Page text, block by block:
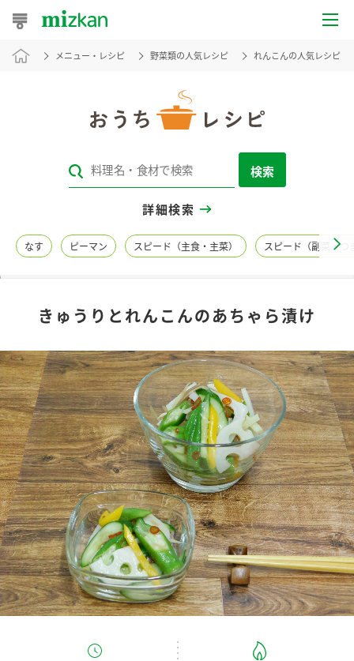
おうちレシピ
レシピカテゴリ一覧
レシピ名特集
商品情報
商品カテゴリ
酢 調味酢
お酢ドリンク ぽん酢
みりん風・料理酒 鍋用調味料
つゆ たれ
新商品一覧
キャンペーン情報
ブランド・スペシャルサイト
ブランド・スペシャルサイト トップ
商品ブランドサイト
Fibee（ファイビー）
くらしプラ酢
お酢ドリンク
企業情報
国内事業概要
メニュー・レシピ 野菜類の人気レシピ れんこんの人気レシピ
検索
詳細検索
なす ピーマン スピード（主食・主菜） スピード（副菜・つ
きゅうりとれんこんのあちゃら漬け